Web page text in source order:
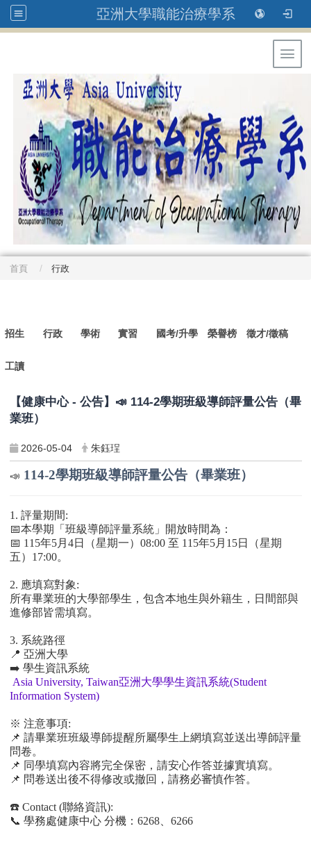
亞洲大學職能治療學系
首頁 行政
招生 行政 學術 實習 國考/升學 榮譽榜 徵才/徵稿
工讀
【健康中心 - 公告】📣 114-2學期班級導師評量公告（畢
業班）
2026-05-04 朱鈺珵
📣 114-2學期班級導師評量公告（畢業班）
1. 評量期間:
📅本學期「班級導師評量系統」開放時間為：
📅 115年5月 4日（星期一） 08:00 至 115年5月 15日（星期
五） 17:00。
2. 應填寫對象:
所有畢業班的大學部學生，包含本地生與外籍生，日間部與
進修部皆需填寫。
3. 系統路徑
📍 亞洲大學
➡ 學生資訊系統
Asia University, Taiwan亞洲大學學生資訊系統(Student
Information System)
※ 注意事項:
📌 請畢業班班級導師提醒所屬學生上網填寫並送出導師評量
問卷。
📌 同學填寫內容將完全保密，請安心作答並據實填寫。
📌 問卷送出後不得修改或撤回，請務必審慎作答。
☎️ Contact (聯絡資訊):
📞 學務處健康中心 分機： 6268、 6266